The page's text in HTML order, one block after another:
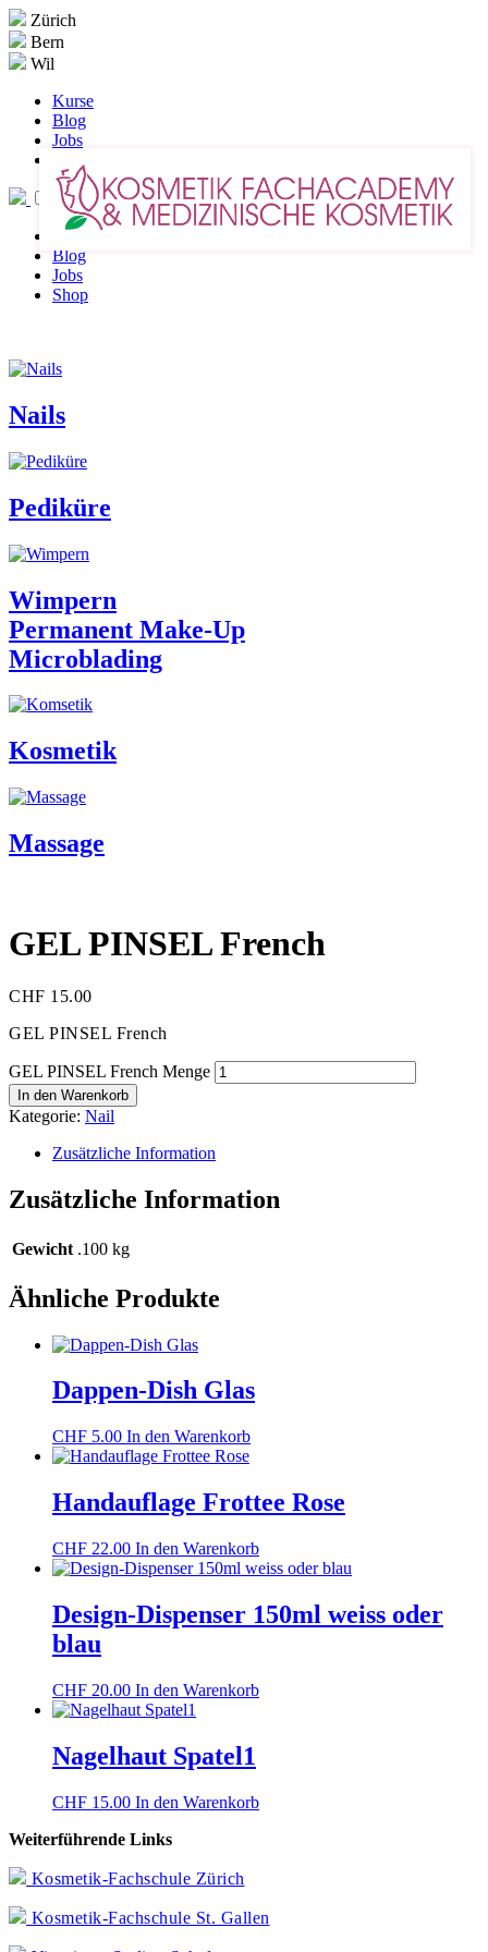
Zürich
Bern
Wil
Kurse
Blog
Jobs
Kurse
Blog
Jobs
Shop
Nails
Pediküre
Wimpern
Permanent Make-Up
Microblading
Kosmetik
Massage
GEL PINSEL French
CHF 15.00
GEL PINSEL French
GEL PINSEL French Menge
In den Warenkorb
Kategorie: Nail
Zusätzliche Information
Zusätzliche Information
Gewicht .100 kg
Ähnliche Produkte
Dappen-Dish Glas
CHF 5.00 In den Warenkorb
Handauflage Frottee Rose
CHF 22.00 In den Warenkorb
Design-Dispenser 150ml weiss oder
blau
CHF 20.00 In den Warenkorb
Nagelhaut Spatel1
CHF 15.00 In den Warenkorb
Weiterführende Links
Kosmetik-Fachschule Zürich
Kosmetik-Fachschule St. Gallen